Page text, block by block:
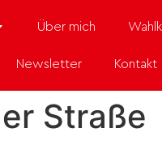
Über mich
Newsletter Kontakt
Straße